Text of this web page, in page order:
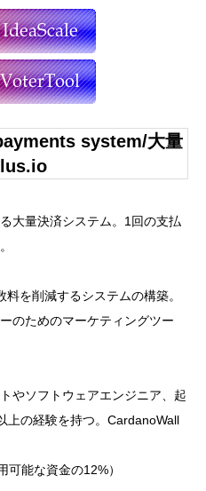
system/大量
大量決済システム。1回の支払
を削減するシステムの構築。
のためのマーケティングツー
やソフトウェアエンジニア、起
上の経験を持つ。CardanoWall
可能な資金の12%）